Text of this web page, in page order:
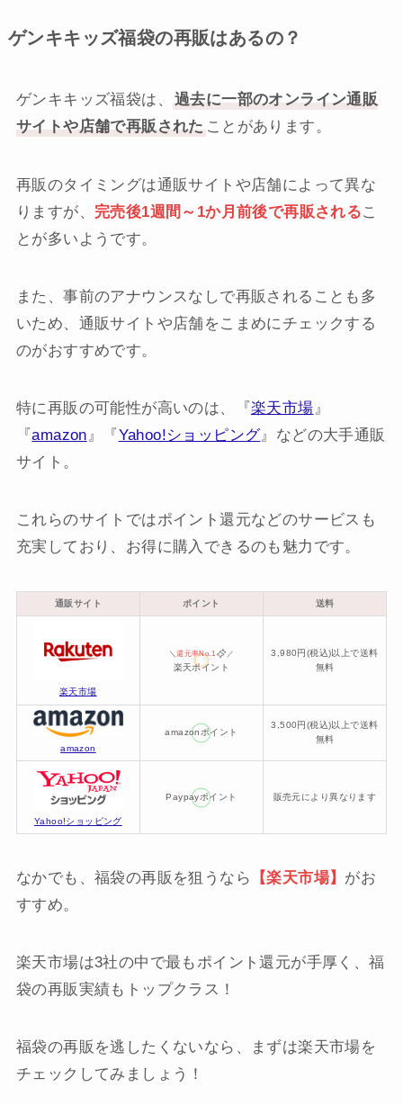
ゲンキキッズ福袋の再販はあるの？
ゲンキキッズ福袋は、
過去に一部のオンライン通販
サイトや店舗で再販された ことがあります。
再販のタイミングは通販サイトや店舗によって異な
りますが、 完売後1週間～1か月前後で再販されるこ
とが多いようです。
また、事前のアナウンスなしで再販されることも多
いため、通販サイトや店舗をこまめにチェックする
のがおすすめです。
特に再販の可能性が高いのは、『楽天市場 』
『amazon 』『Yahoo!ショッピング』などの大手通販
サイト。
これらのサイトではポイント還元などのサービスも
充実しており、お得に購入できるのも魅力です。
通販サイト ポイント 送料
楽天市場
＼還元率No.1 ／
楽天ポイント
3,980円(税込)以上で送料
無料
amazon
amazonポイント
3,500円(税込)以上で送料
無料
Yahoo!ショッピング
Paypayポイント 販売元により異なります
なかでも、福袋の再販を狙うなら 【楽天市場】 がお
すすめ。
楽天市場は3社の中で最もポイント還元が手厚く、福
袋の再販実績もトップクラス！
福袋の再販を逃したくないなら、まずは楽天市場を
チェックしてみましょう！